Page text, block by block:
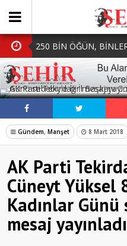
250 BİN ÖĞÜN,
BAŞKAN MÜGE YILDIZ
BELEDİYECİLİKTE
BIRAKMIYORUZ!’
MHP Çorlu İlçe
Mazbatalar Alındı
Dolu Vurdu, Büyükşehir
SOFRALARDA
BÜYÜTÜYORUZ!
SOSYAL
Gündem, Manşet 8 Mart 2018
AK Parti
Cüneyt Yüksel
Kadınlar
mesaj